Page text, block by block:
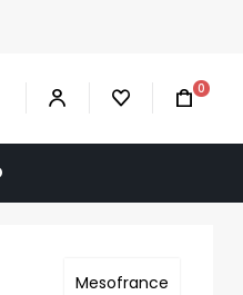
0
Mesofrance